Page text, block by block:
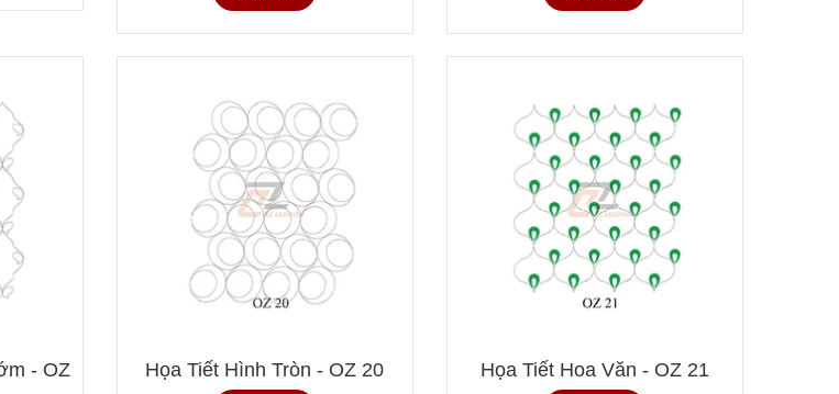
- OZ
Họa Tiết Hình Tròn - OZ 20 Họa Tiết Hoa Văn - OZ 21